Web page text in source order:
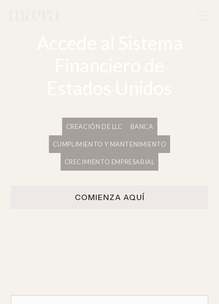
CREACIÓN DE LLC BANCA
CUMPLIMIENTO Y MANTENIMIENTO
CRECIMIENTO EMPRESARIAL
COMIENZA AQUÍ